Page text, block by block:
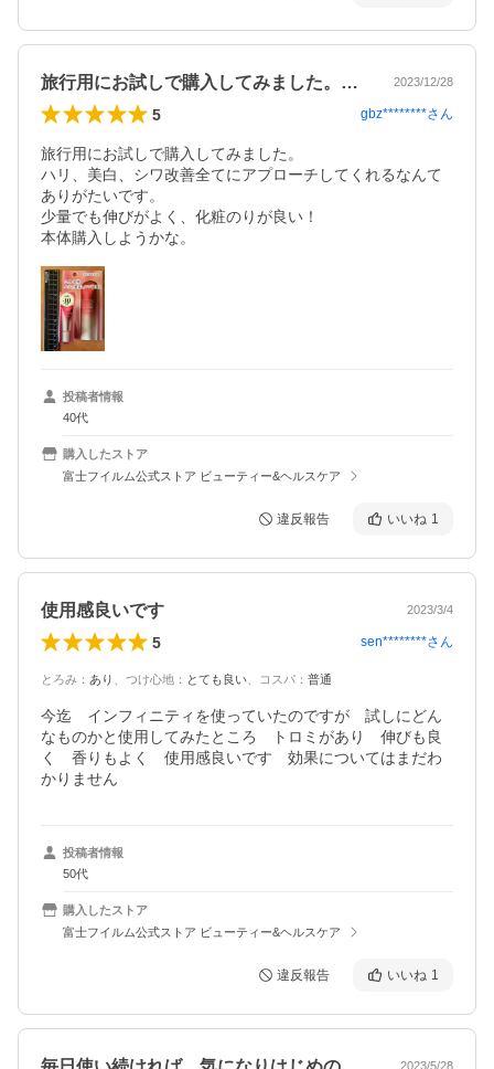
旅行用にお試しで購入してみました。ハリ… 2023/12/28
5 gbz********さん
旅行用にお試しで購入してみました。
ハリ、美白、シワ改善全てにアプローチしてくれるなんて
ありがたいです。
少量でも伸びがよく、化粧のりが良い！
本体購入しようかな。
投稿者情報
40代
購入したストア
富士フイルム公式ストア ビューティー&ヘルスケア
違反報告 いいね 1
使用感良いです 2023/3/4
5 sen********さん
とろみ ： あり つけ心地 ： とても良い コスパ ： 普通
今迄　インフィニティを使っていたのですが　試しにどん
なものかと使用してみたところ　トロミがあり　伸びも良
く　香りもよく　使用感良いです　効果についてはまだわ
かりません
投稿者情報
50代
購入したストア
富士フイルム公式ストア ビューティー&ヘルスケア
違反報告 いいね 1
2023/5/28